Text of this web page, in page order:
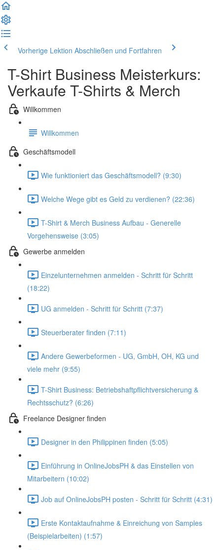
Vorherige Lektion Abschließen und Fortfahren
T-Shirt Business Meisterkurs:
Verkaufe T-Shirts & Merch
Willkommen
Willkommen
Geschäftsmodell
Wie funktioniert das Geschäftsmodell? (9:30)
Welche Wege gibt es Geld zu verdienen? (22:36)
T-Shirt & Merch Business Aufbau - Generelle
Vorgehensweise (3:05)
Gewerbe anmelden
Einzelunternehmen anmelden - Schritt für Schritt
(18:22)
UG anmelden - Schritt für Schritt (7:37)
Steuerberater finden (7:11)
Andere Gewerbeformen - UG, GmbH, OH, KG und
viele mehr (9:55)
T-Shirt Business: Betriebshaftpflichtversicherung &
Rechtsschutz? (6:26)
Freelance Designer finden
Designer in den Philippinen finden (5:05)
Einführung in OnlineJobsPH & das Einstellen von
Mitarbeitern (10:02)
Job auf OnlineJobsPH posten - Schritt für Schritt (4:31)
Erste Kontaktaufnahme & Einreichung von Samples
(Beispielarbeiten) (1:57)